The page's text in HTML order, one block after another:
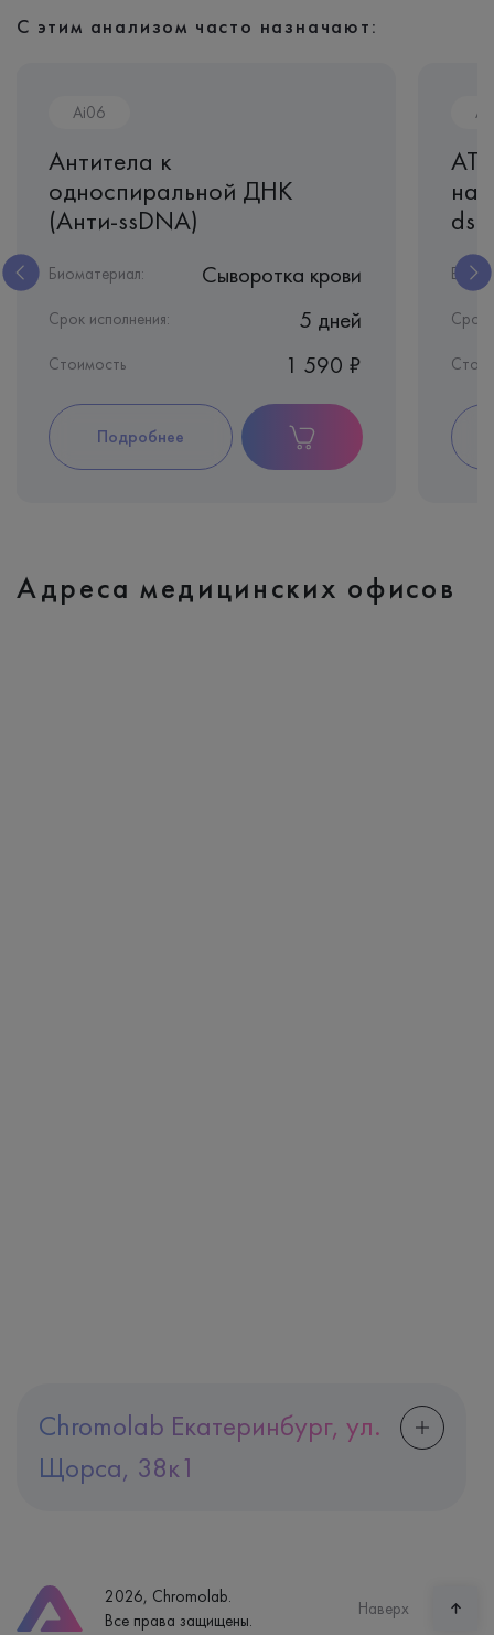
С этим анализом часто назначают:
Ai06
Антитела к
односпиральной ДНК
(Анти-ssDNA)
Биоматериал: Сыворотка крови
Срок исполнения: 5 дней
Стоимость 1 590 ₽
Подробнее
АТ
Срок
Chromolab Екатеринбург, ул.
Щорса, 38к1
Часы работы
пн-вс: 7:30-15:00
Адреса медицинских офисов
2026, Chromolab.
Все права защищены.
Наверх